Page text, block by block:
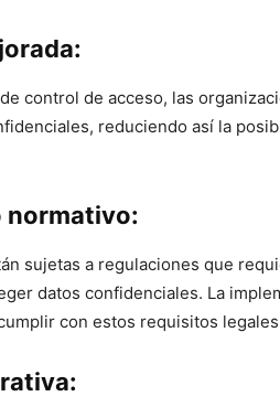
control de acceso, las​
reduciendo ‍así la⁣
normativo:
sujetas a regulaciones que
datos confidenciales. La
con estos requisitos‍